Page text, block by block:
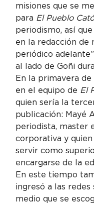
misiones que se
para El Pueblo
periodismo, así
en la redacción de
periódico
al lado de Goñi
En la primavera de
en el equipo de El
quien sería la
publicación: Mayé
periodista, master
corporativa y
servir como
encargarse de la
En este tiempo
ingresó a las redes
medio que se